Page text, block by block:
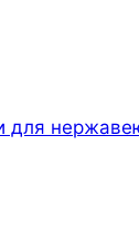
для